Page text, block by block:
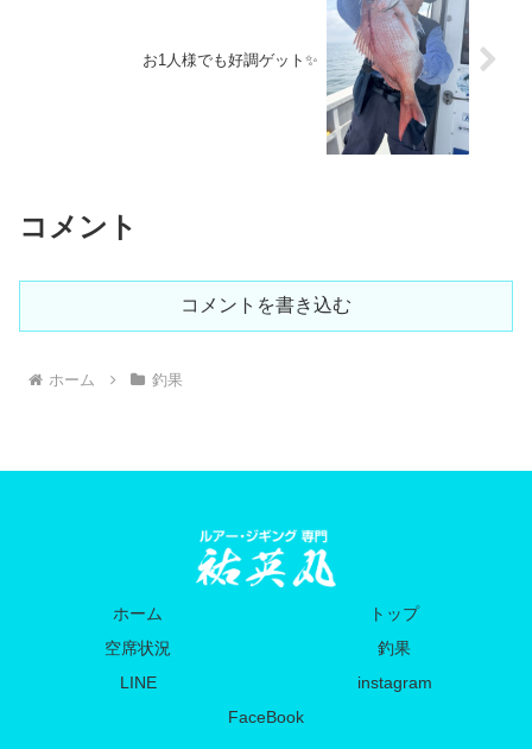
お1人様でも好調ゲット✨
コメント
コメントを書き込む
ホーム 釣果
ホーム
トップ
空席状況
釣果
LINE
instagram
FaceBook